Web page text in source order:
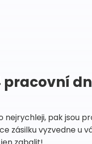
pracovní
pak jsou
zásilku